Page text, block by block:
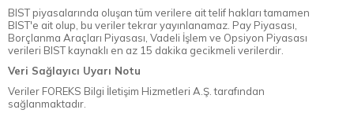
BIST piyasalarında oluşan tüm verilere ait telif hakları tamamen
BIST'e ait olup, bu veriler tekrar yayınlanamaz. Pay Piyasası,
Borçlanma Araçları Piyasası, Vadeli İşlem ve Opsiyon Piyasası
verileri BIST kaynaklı en az 15 dakika gecikmeli verilerdir.
Veri Sağlayıcı Uyarı Notu
Veriler FOREKS Bilgi İletişim Hizmetleri A.Ş. tarafından
sağlanmaktadır.